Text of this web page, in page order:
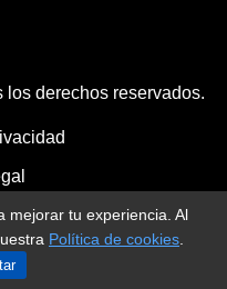
derechos reservados.
mejorar tu experiencia. Al
Política de cookies